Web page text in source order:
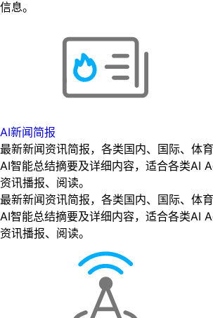
信息。
AI新闻简报
最新新闻资讯简报，各类国内、国际、体
AI智能总结摘要及详细内容，适合各类AI
资讯播报、阅读。
最新新闻资讯简报，各类国内、国际、体
AI智能总结摘要及详细内容，适合各类AI
资讯播报、阅读。